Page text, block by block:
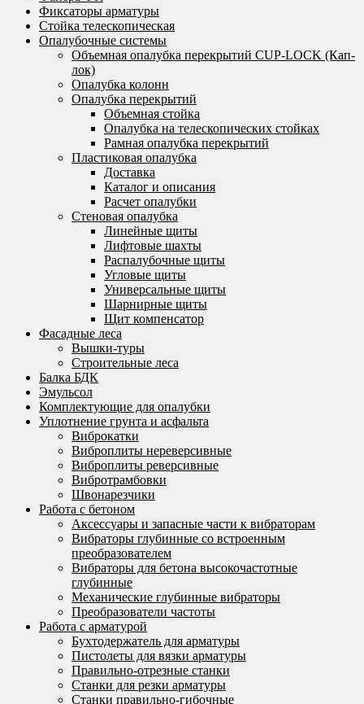
Фиксаторы арматуры
Стойка телескопическая
Опалубочные системы
Объемная опалубка перекрытий CUP-LOCK (Кап-
лок)
Опалубка колонн
Опалубка перекрытий
Объемная стойка
Опалубка на телескопических стойках
Рамная опалубка перекрытий
Пластиковая опалубка
Доставка
Каталог и описания
Расчет опалубки
Стеновая опалубка
Линейные щиты
Лифтовые шахты
Распалубочные щиты
Угловые щиты
Универсальные щиты
Шарнирные щиты
Щит компенсатор
Фасадные леса
Вышки-туры
Строительные леса
Балка БДК
Эмульсол
Комплектующие для опалубки
Уплотнение грунта и асфальта
Виброкатки
Виброплиты нереверсивные
Виброплиты реверсивные
Вибротрамбовки
Швонарезчики
Работа с бетоном
Аксессуары и запасные части к вибраторам
Вибраторы глубинные со встроенным
преобразователем
Вибраторы для бетона высокочастотные
глубинные
Механические глубинные вибраторы
Преобразователи частоты
Работа с арматурой
Бухтодержатель для арматуры
Пистолеты для вязки арматуры
Правильно-отрезные станки
Станки для резки арматуры
Станки правильно-гибочные